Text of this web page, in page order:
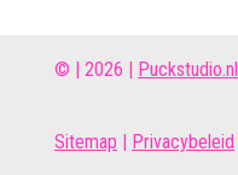
© | 2026 | Puckstudio.nl
Sitemap | Privacybeleid